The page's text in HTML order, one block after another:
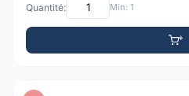
Quantité: Min: 1